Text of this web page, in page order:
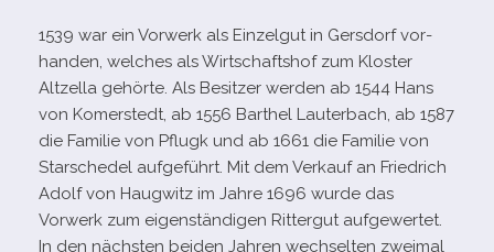
1539 war ein Vorwerk als Einzelgut in Gersdorf vor­
han­den, wel­ches als Wirtschaftshof zum Kloster
Altzella gehörte. Als Besitzer wer­den ab 1544 Hans
von Komerstedt, ab 1556 Barthel Lauterbach, ab 1587
die Familie von Pflugk und ab 1661 die Familie von
Starschedel auf­ge­führt. Mit dem Verkauf an Friedrich
Adolf von Haugwitz im Jahre 1696 wurde das
Vorwerk zum eigen­stän­di­gen Rittergut auf­ge­wer­tet.
In den nächs­ten bei­den Jahren wech­sel­ten zwei­mal